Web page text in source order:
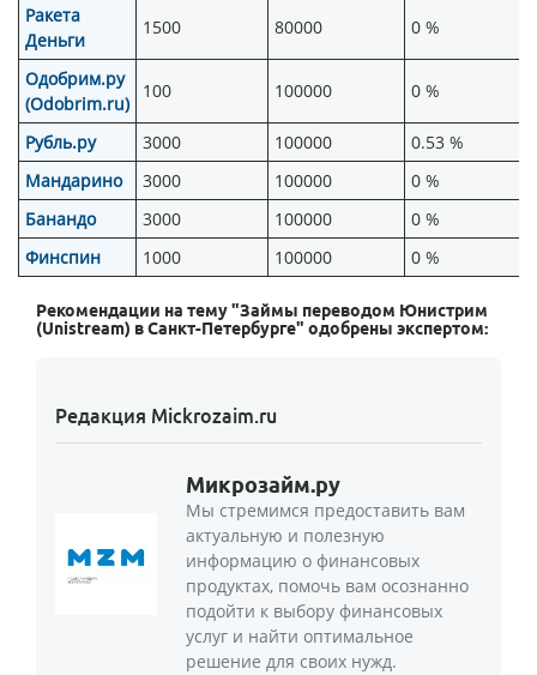
Ракета
Деньги
1500 80000 0 %
Одобрим.ру
(Odobrim.ru)
100 100000 0 %
Рубль.ру 3000 100000
0.53 %
Мандарино
3000 100000
0 %
Банандо
3000 100000
0 %
Финспин
1000 100000 0 %
Рекомендации на тему "Займы переводом Юнистрим
(Unistream) в Санкт-Петербурге" одобрены экспертом:
Редакция Mickrozaim.ru
Микрозайм.ру
Мы стремимся предоставить вам
актуальную и полезную
информацию о финансовых
продуктах, помочь вам осознанно
подойти к выбору финансовых
услуг и найти оптимальное
решение для своих нужд.